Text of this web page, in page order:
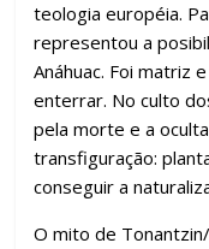
teologia européia.
representou a
Anáhuac. Foi matriz
enterrar. No culto
pela morte e a
transfiguração:
conseguir a
O mito de